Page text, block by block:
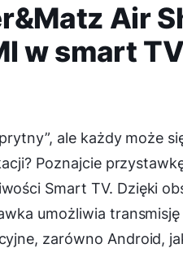
Air
w smart TV
ale każdy może
Poznajcie
Smart TV. Dzięki
umożliwia
zarówno Android,